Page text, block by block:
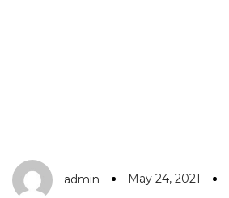
admin May 24, 2021